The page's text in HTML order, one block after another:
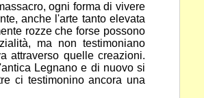
ogni forma di vivere
anche l'arte tanto elevata
rozze che forse possono
ma non testimoniano
attraverso quelle creazioni.
Legnano e di nuovo si
ci testimonino ancora una